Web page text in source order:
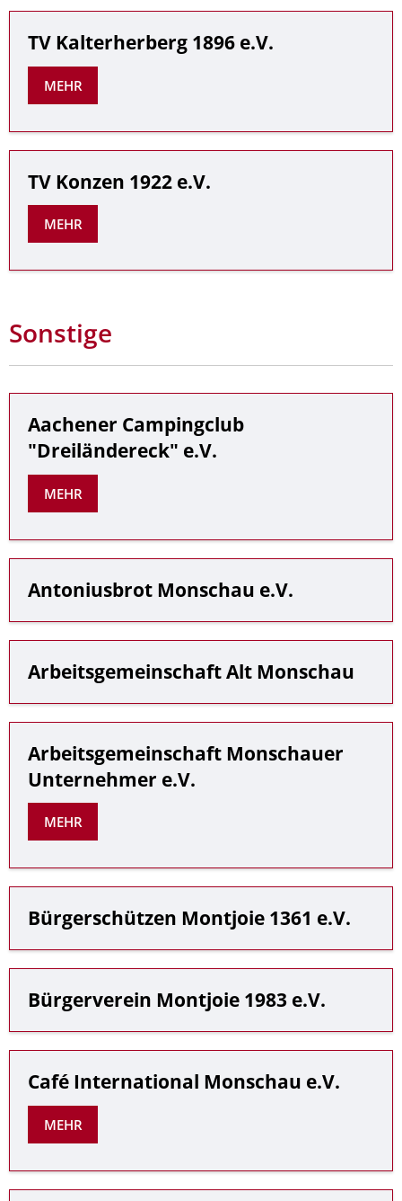
TV Kalterherberg 1896 e.V.
MEHR
TV Konzen 1922 e.V.
MEHR
Sonstige
Aachener Campingclub
"Dreiländereck" e.V.
MEHR
Antoniusbrot Monschau e.V.
Arbeitsgemeinschaft Alt Monschau
Arbeitsgemeinschaft Monschauer
Unternehmer e.V.
MEHR
Bürgerschützen Montjoie 1361 e.V.
Bürgerverein Montjoie 1983 e.V.
Café International Monschau e.V.
MEHR